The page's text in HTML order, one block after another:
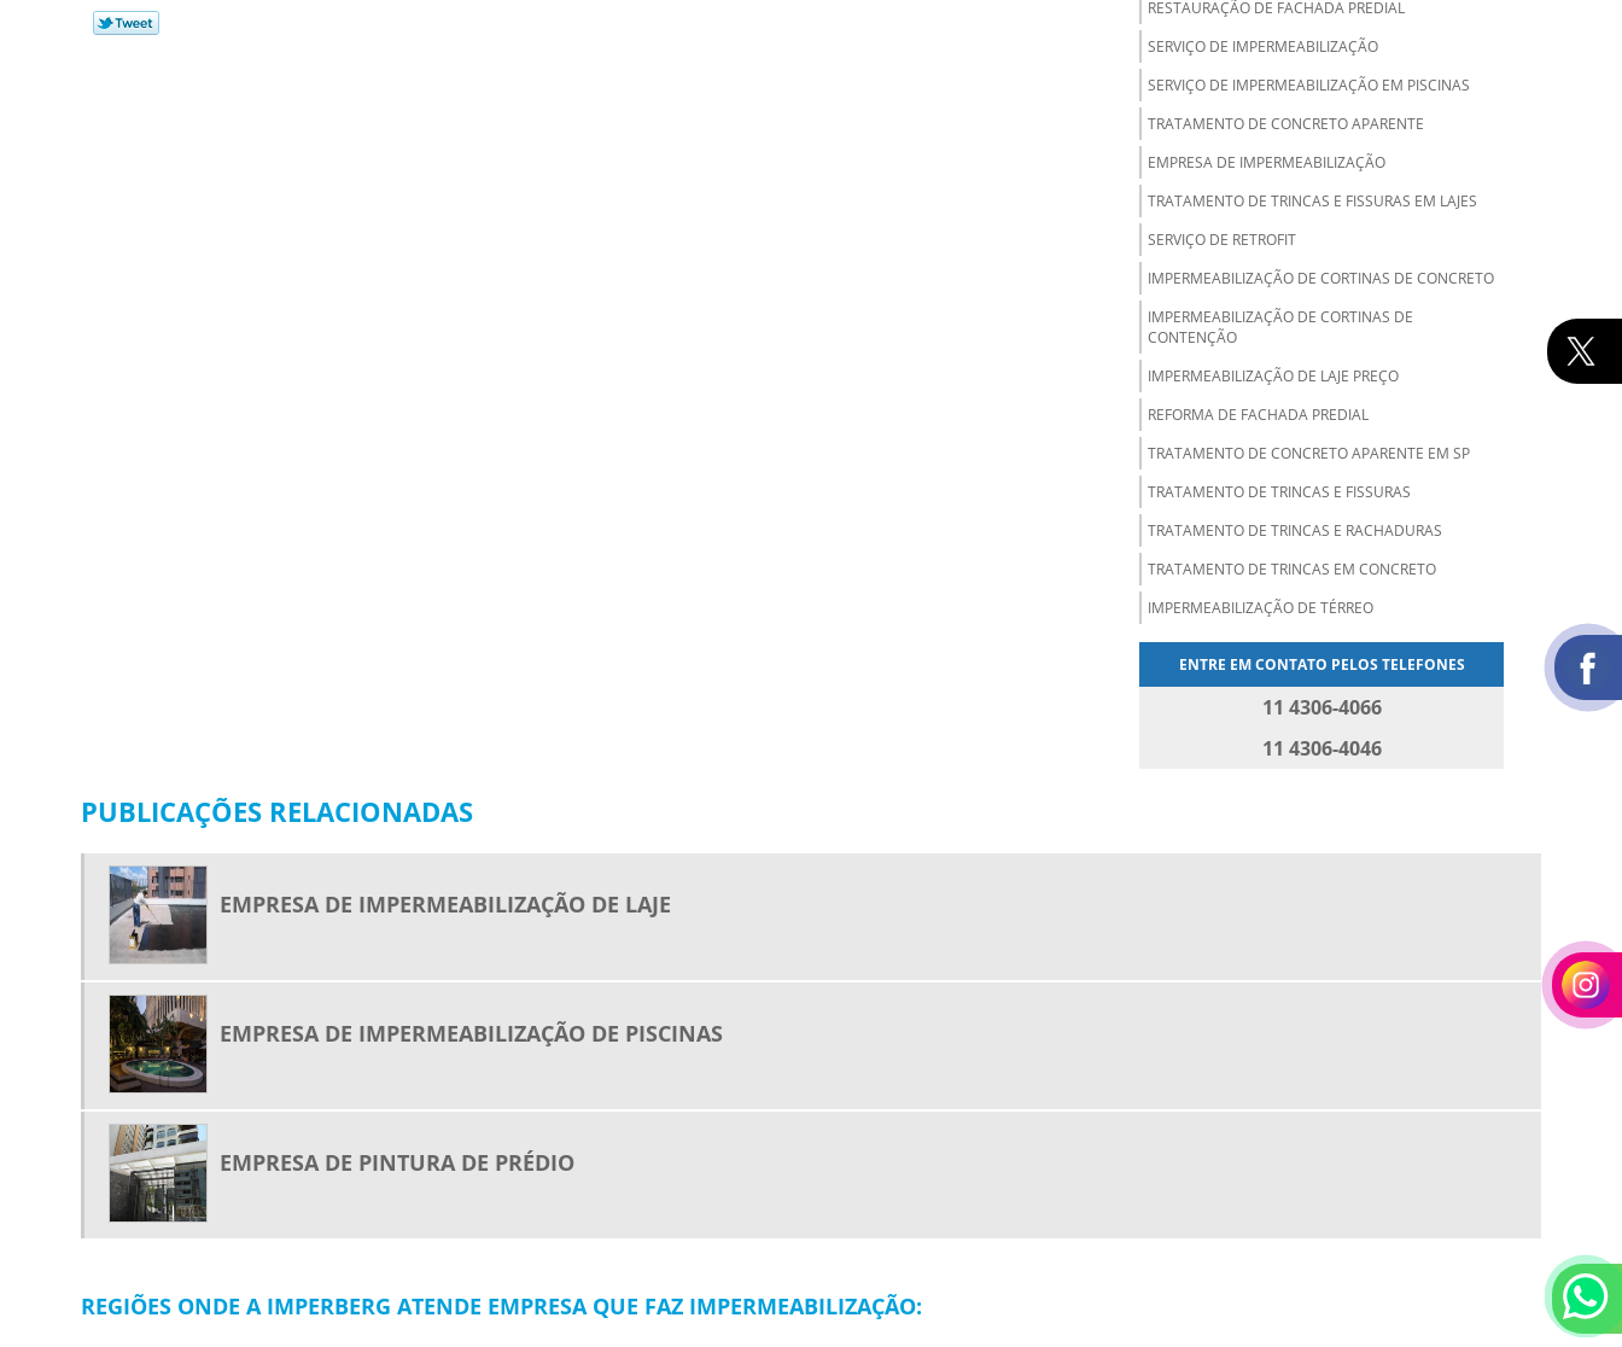
RESTAURAÇÃO DE FACHADA PREDIAL
SERVIÇO DE IMPERMEABILIZAÇÃO
SERVIÇO DE IMPERMEABILIZAÇÃO EM PISCINAS
TRATAMENTO DE CONCRETO APARENTE
EMPRESA DE IMPERMEABILIZAÇÃO
TRATAMENTO DE TRINCAS E FISSURAS EM LAJES
SERVIÇO DE RETROFIT
IMPERMEABILIZAÇÃO DE CORTINAS DE CONCRETO
IMPERMEABILIZAÇÃO DE CORTINAS DE
CONTENÇÃO
IMPERMEABILIZAÇÃO DE LAJE PREÇO
REFORMA DE FACHADA PREDIAL
TRATAMENTO DE CONCRETO APARENTE EM SP
TRATAMENTO DE TRINCAS E FISSURAS
TRATAMENTO DE TRINCAS E RACHADURAS
TRATAMENTO DE TRINCAS EM CONCRETO
IMPERMEABILIZAÇÃO DE TÉRREO
ENTRE EM CONTATO PELOS TELEFONES
11 4306-4066
11 4306-4046
PUBLICAÇÕES RELACIONADAS
EMPRESA DE IMPERMEABILIZAÇÃO DE LAJE
EMPRESA DE IMPERMEABILIZAÇÃO DE PISCINAS
EMPRESA DE PINTURA DE PRÉDIO
REGIÕES ONDE A IMPERBERG ATENDE EMPRESA QUE FAZ IMPERMEABILIZAÇÃO: